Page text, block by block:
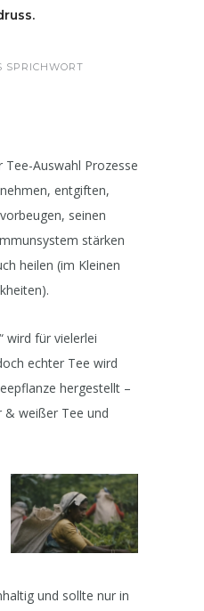
SPRICHWORT
Auswahl Prozesse
entgiften,
seinen
stärken
heilen (im Kleinen
wird für vielerlei
echter Tee wird
hergestellt –
& weißer Tee und
und sollte nur in